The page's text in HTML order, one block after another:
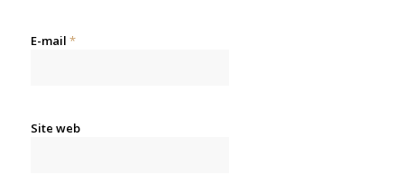
E-mail *
Site web